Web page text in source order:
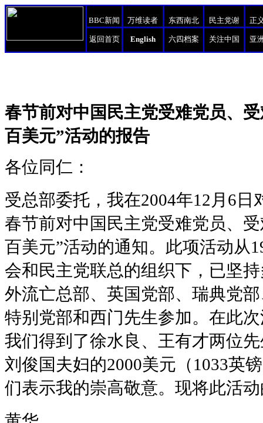
BBC新闻 万维读者 东西南北 民主党谢 正
返回首页 English 六四档案 关注中国 亚
春节前对中国民主党受难党员、
百美元”活动的报告
各位同仁：
受总部委托，我在2004年12月6
春节前对中国民主党受难党员、
百美元”活动的通知。 此项活动从
会和民主党联总的组织下，已坚
外流亡总部、英国党部、瑞典党
特别党部和西门先生参加。在此
我们得到了徐水良、王有才两位
刘俊国夫妇的2000美元（1033英
们表示我的崇高敬意。现将此活